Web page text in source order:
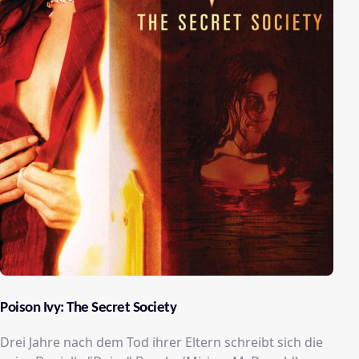
Poison Ivy: The Secret Society
Drei Jahre nach dem Tod ihrer Eltern schreibt sich die